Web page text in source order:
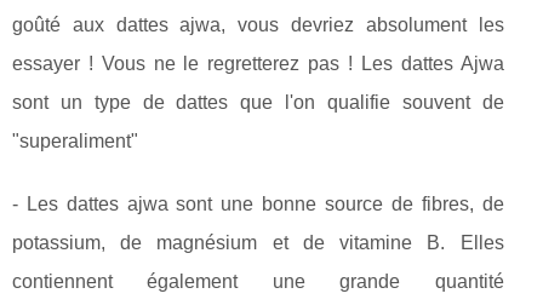
goûté aux dattes ajwa, vous devriez absolument les
essayer ! Vous ne le regretterez pas ! Les dattes Ajwa
sont un type de dattes que l'on qualifie souvent de
"superaliment"
- Les dattes ajwa sont une bonne source de fibres, de
potassium, de magnésium et de vitamine B. Elles
contiennent également une grande quantité